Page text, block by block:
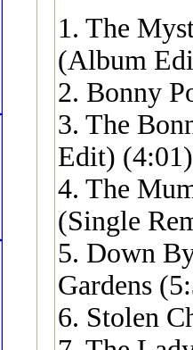
1. The
(Album
2. Bonny
3. The
Edit) (4:01)
4. The
(Single
5. Down
Gardens
6. Stolen